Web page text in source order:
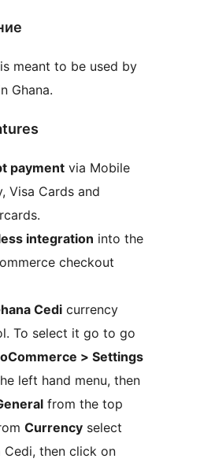
meant to be used by
Ghana.
payment via Mobile
Visa Cards and
integration into the
checkout
Cedi currency
To select it go to go
> Settings
left hand menu, then
from the top
Currency select
Cedi, then click on